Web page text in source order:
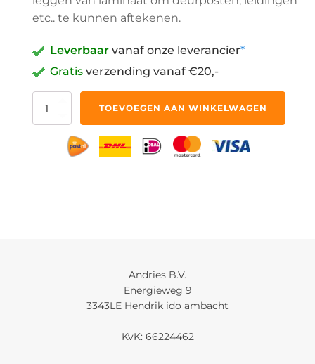
etc.. te kunnen aftekenen.
Leverbaar vanaf onze leverancier*
Gratis verzending vanaf €20,-
Contourmal
TOEVOEGEN AAN WINKELWAGEN
Andries B.V.
Energieweg 9
3343LE Hendrik ido ambacht
KvK: 66224462